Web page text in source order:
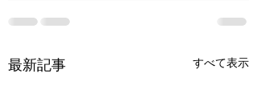
最新記事 すべて表示